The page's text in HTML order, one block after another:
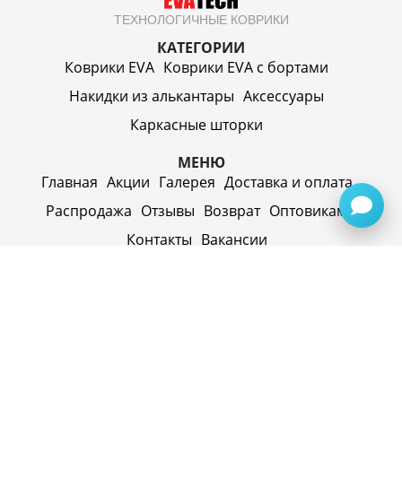
ТЕХНОЛОГИЧНЫЕ КОВРИКИ
КАТЕГОРИИ
Коврики EVA Коврики EVA c бортами
Накидки из алькантары Аксессуары
Каркасные шторки
МЕНЮ
Главная Акции Галерея Доставка и оплата
Распродажа Отзывы Возврат Оптовикам
Контакты Вакансии